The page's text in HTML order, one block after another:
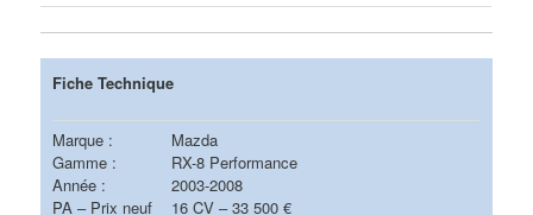
Fiche Technique
Marque :
Gamme :
Année :
PA – Prix neuf
Mazda
RX-8 Performance
2003-2008
16 CV – 33 500 €